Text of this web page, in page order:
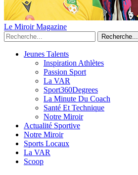
Le Miroir Magazine
Recherche...
Jeunes Talents
Inspiration Athlètes
Passion Sport
La VAR
Sport360Degrees
La Minute Du Coach
Santé Et Technique
Notre Miroir
Actualité Sportive
Notre Miroir
Sports Locaux
La VAR
Scoop